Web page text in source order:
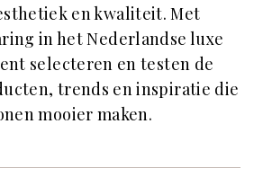
en kwaliteit. Met
in het Nederlandse luxe
selecteren en testen de
trends en inspiratie die
mooier maken.